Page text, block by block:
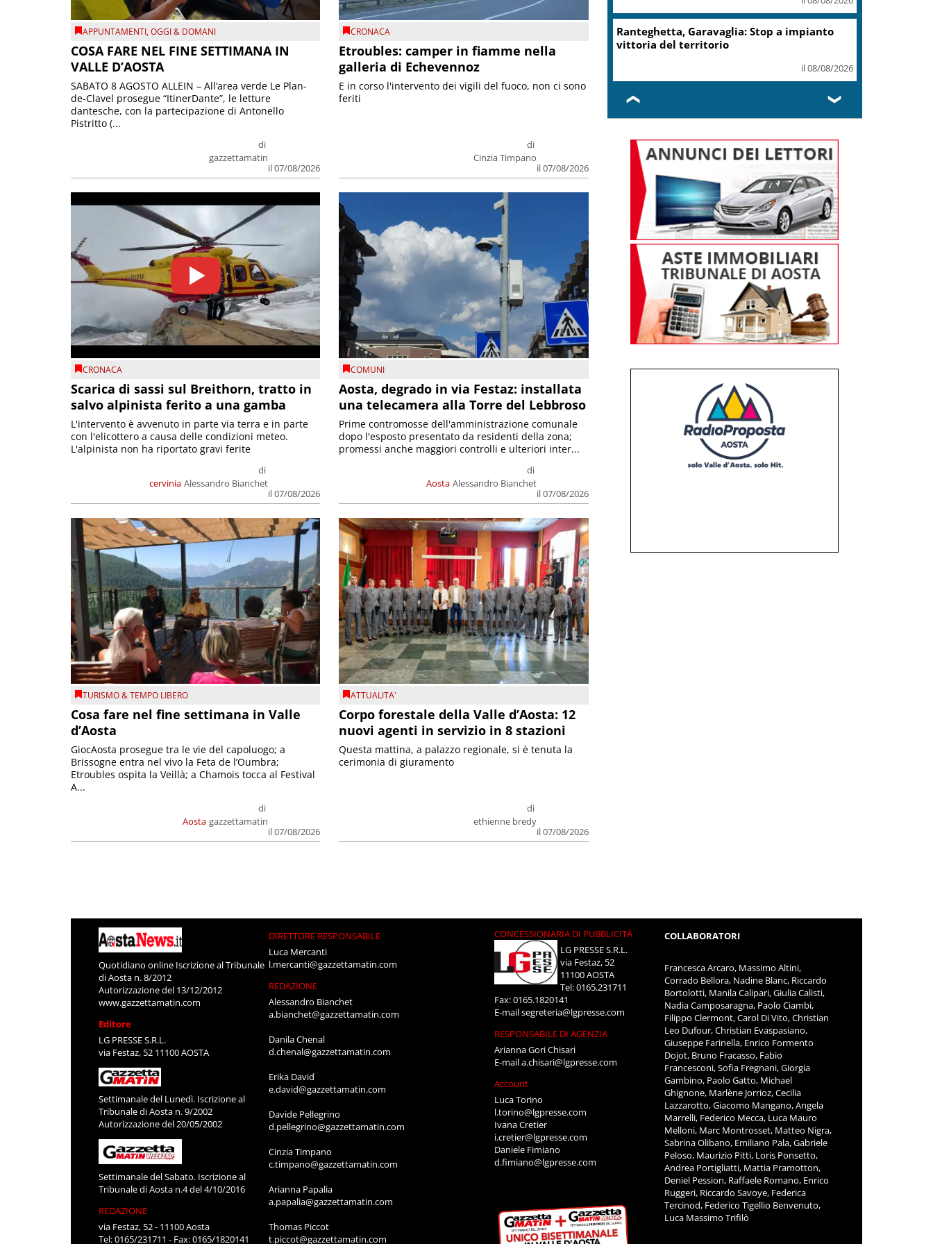
APPUNTAMENTI,OGGI & DOMANI
COSA FARE NEL FINE SETTIMANA IN
VALLE D’AOSTA
di
gazzettamatin
il 07/08/2026
SABATO 8 AGOSTO ALLEIN – All’area verde Le Plan-
de-Clavel prosegue “ItinerDante”, le letture
dantesche, con la partecipazione di Antonello
Pistritto (...
CRONACA
Etroubles: camper in fiamme nella
galleria di Echevennoz
di
Cinzia Timpano
il 07/08/2026
E in corso l'intervento dei vigili del fuoco, non ci sono
feriti
CRONACA
Scarica di sassi sul Breithorn, tratto in
salvo alpinista ferito a una gamba
cervinia
di
Alessandro Bianchet
il 07/08/2026
L'intervento è avvenuto in parte via terra e in parte
con l'elicottero a causa delle condizioni meteo.
L'alpinista non ha riportato gravi ferite
COMUNI
Aosta, degrado in via Festaz: installata
una telecamera alla Torre del Lebbroso
Aosta
di
Alessandro Bianchet
il 07/08/2026
Prime contromosse dell'amministrazione comunale
dopo l'esposto presentato da residenti della zona;
promessi anche maggiori controlli e ulteriori inter...
TURISMO & TEMPO LIBERO
Cosa fare nel fine settimana in Valle
d’Aosta
Aosta
di
gazzettamatin
il 07/08/2026
GiocAosta prosegue tra le vie del capoluogo; a
Brissogne entra nel vivo la Feta de l’Oumbra;
Etroubles ospita la Veillà; a Chamois tocca al Festival
A...
ATTUALITA'
Corpo forestale della Valle d’Aosta: 12
nuovi agenti in servizio in 8 stazioni
di
ethienne bredy
il 07/08/2026
Questa mattina, a palazzo regionale, si è tenuta la
cerimonia di giuramento
Ranteghetta, Garavaglia: Stop a impianto
vittoria del territorio
il 08/08/2026
❮ ❯
Quotidiano online Iscrizione al Tribunale
di Aosta n. 8/2012
Autorizzazione del 13/12/2012
www.gazzettamatin.com
Editore
LG PRESSE S.R.L.
via Festaz, 52 11100 AOSTA
Settimanale del Lunedì. Iscrizione al
Tribunale di Aosta n. 9/2002
Autorizzazione del 20/05/2002
Settimanale del Sabato. Iscrizione al
Tribunale di Aosta n.4 del 4/10/2016
REDAZIONE
via Festaz, 52 - 11100 Aosta
Tel: 0165/231711 - Fax: 0165/1820141
DIRETTORE RESPONSABILE
Luca Mercanti
l.mercanti@gazzettamatin.com
REDAZIONE
Alessandro Bianchet
a.bianchet@gazzettamatin.com
Danila Chenal
d.chenal@gazzettamatin.com
Erika David
e.david@gazzettamatin.com
Davide Pellegrino
d.pellegrino@gazzettamatin.com
Cinzia Timpano
c.timpano@gazzettamatin.com
Arianna Papalia
a.papalia@gazzettamatin.com
Thomas Piccot
t.piccot@gazzettamatin.com
CONCESSIONARIA DI PUBBLICITÀ
LG PRESSE S.R.L.
via Festaz, 52
11100 AOSTA
Tel: 0165.231711
Fax: 0165.1820141
E-mailsegreteria@lgpresse.com
RESPONSABILE DI AGENZIA
Arianna Gori Chisari
E-maila.chisari@lgpresse.com
Account
Luca Torino
l.torino@lgpresse.com
Ivana Cretier
i.cretier@lgpresse.com
Daniele Fimiano
d.fimiano@lgpresse.com
COLLABORATORI
Francesca Arcaro, Massimo Altini,
Corrado Bellora, Nadine Blanc, Riccardo
Bortolotti, Manila Calipari, Giulia Calisti,
Nadia Camposaragna, Paolo Ciambi,
Filippo Clermont, Carol Di Vito, Christian
Leo Dufour, Christian Evaspasiano,
Giuseppe Farinella, Enrico Formento
Dojot, Bruno Fracasso, Fabio
Francesconi, Sofia Fregnani, Giorgia
Gambino, Paolo Gatto, Michael
Ghignone, Marlène Jorrioz, Cecilia
Lazzarotto, Giacomo Mangano, Angela
Marrelli, Federico Mecca, Luca Mauro
Melloni, Marc Montrosset, Matteo Nigra,
Sabrina Olibano, Emiliano Pala, Gabriele
Peloso, Maurizio Pitti, Loris Ponsetto,
Andrea Portigliatti, Mattia Pramotton,
Deniel Pession, Raffaele Romano, Enrico
Ruggeri, Riccardo Savoye, Federica
Tercinod, Federico Tigellio Benvenuto,
Luca Massimo Trifilò